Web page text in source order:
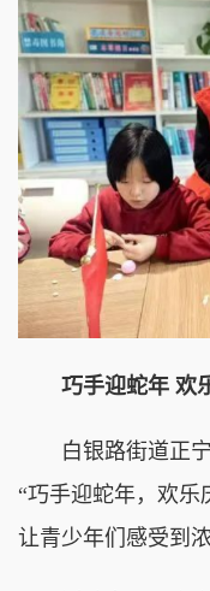
巧手迎蛇年 欢
白银路街道正宁
“巧手迎蛇年，欢乐
让青少年们感受到